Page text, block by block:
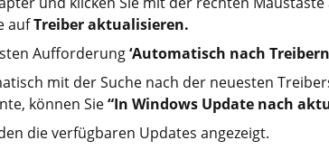
aufTreiber aktualisieren.
Aufforderung‘Automatisch nach
mit der Suche nach der neuesten
können Sie“In Windows Update nach
die verfügbaren Updates angezeigt.